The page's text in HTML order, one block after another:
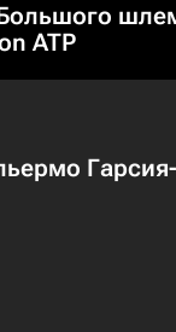
ATP